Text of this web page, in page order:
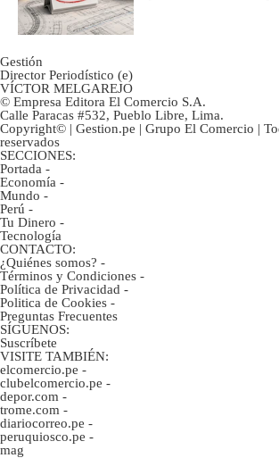
Gestión
Director Periodístico (e)
VÍCTOR MELGAREJO
© Empresa Editora El Comercio S.A.
Calle Paracas #532, Pueblo Libre, Lima.
Copyright© | Gestion.pe | Grupo El Comercio |
reservados
SECCIONES:
Portada -
Economía -
Mundo -
Perú -
Tu Dinero -
Tecnología
CONTACTO:
¿Quiénes somos? -
Términos y Condiciones -
Política de Privacidad -
Politica de Cookies -
Preguntas Frecuentes
SÍGUENOS:
Suscríbete
VISITE TAMBIÉN:
elcomercio.pe -
clubelcomercio.pe -
depor.com -
trome.com -
diariocorreo.pe -
peruquiosco.pe -
mag